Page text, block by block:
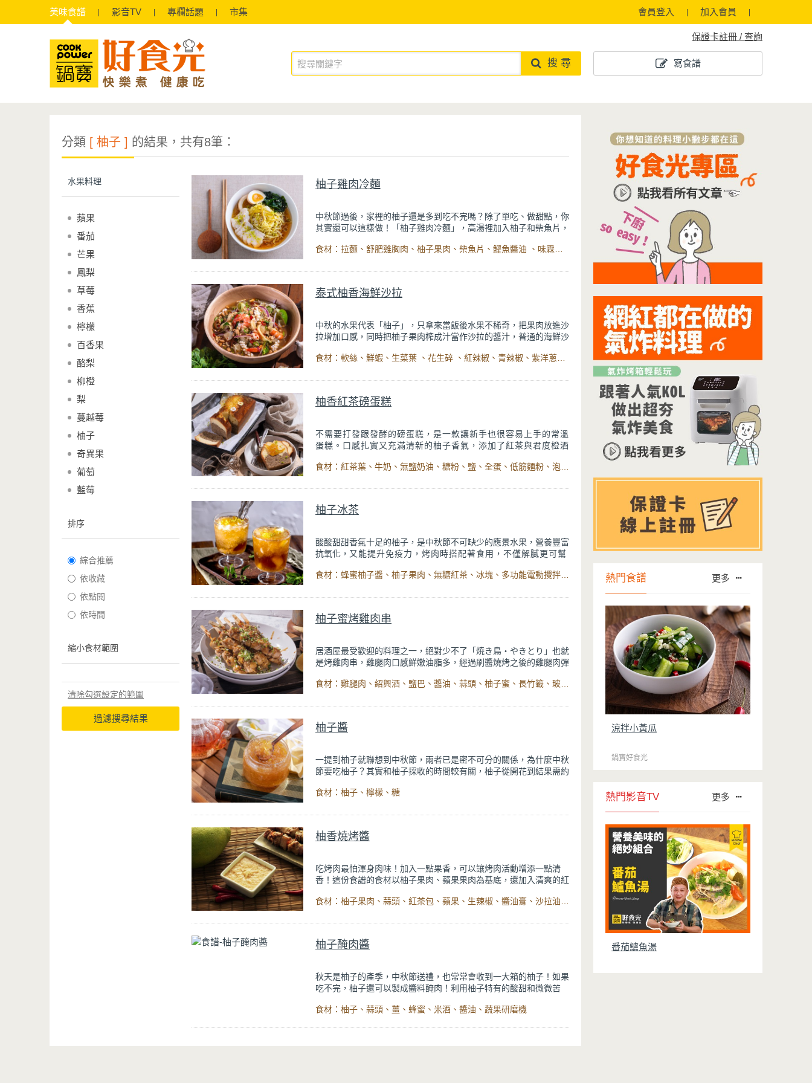
美味食譜 影音TV 專欄話題 市集 會員登入 加入會員
保證卡註冊 / 查詢
寫食譜
搜 尋
分類 [ 柚子 ] 的結果，共有8筆：
水果料理
蘋果
番茄
芒果
鳳梨
草莓
香蕉
檸檬
百香果
酪梨
柳橙
梨
蔓越莓
柚子
奇異果
葡萄
藍莓
排序
綜合推薦
依收藏
依點閱
依時間
縮小食材範圍
清除勾選設定的範圍
過濾搜尋結果
柚子雞肉冷麵
中秋節過後，家裡的柚子還是多到吃不完嗎？除了單吃、做甜點，你
其實還可以這樣做！「柚子雞肉冷麵」，高湯裡加入柚子和柴魚片，
爽，搭配軟嫩的雞胸肉、糖心蛋和Q彈的拉麵，簡直完美！
過。
泰式柚香海鮮沙拉
中秋的水果代表「柚子」，只拿來當飯後水果不稀奇，把果肉放進沙
拉增加口感，同時把柚子果肉榨成汁當作沙拉的醬汁，普通的海鮮沙
香茅、青木瓜、
柚香紅茶磅蛋糕
不需要打發跟發酵的磅蛋糕，是一款讓新手也很容易上手的常溫
蛋糕。口感扎實又充滿清新的柚子香氣， 添加了紅茶與君度橙酒
點，烘焙新手們快來嘗試看看吧！
柚子冰茶
酸酸甜甜香氣十足的柚子，是中秋節不可缺少的應景水果，營養豐富
抗氧化， 又能提升免疫力，烤肉時搭配著食用，不僅解膩更可幫
一整壺放冰箱，想喝的時候就能隨時喝上一杯，幫助您暑氣全食材：蜂蜜柚子醬、柚子果肉、無糖紅茶、冰塊、多功能電動攪拌棒、集料盒與集料盒刀片
柚子蜜烤雞肉串
居酒屋最受歡迎的料理之一，絕對少不了「焼き鳥・やきとり」也就
是烤雞肉串，雞腿肉口感鮮嫩油脂多，經過刷醬燒烤之後的雞腿肉彈
所以可以擁有層次變化的特色風味。本次介紹的燒烤醬結合了柚子
柚子醬
一提到柚子就聯想到中秋節，兩者已是密不可分的關係，為什麼中秋
節要吃柚子？其實和柚子採收的時間較有關，柚子從開花到結果需約
成了最應景的水果。
的柚子可以拿來做柚子醬，不用等到來年中秋才能品嚐，時時刻刻都
食材：柚子、檸檬、糖
柚香燒烤醬
吃烤肉最怕渾身肉味！加入一點果香，可以讓烤肉活動增添一點清
香！這份食譜的食材以柚子果肉、蘋果果肉為基底，還加入清爽的紅
料，生辣椒、蒜頭為食材增添刺激感！今年烤肉，就用果香燒烤醬給
柚子醃肉醬
秋天是柚子的產季，中秋節送禮，也常常會收到一大箱的柚子！如果
吃不完，柚子還可以製成醬料醃肉！利用柚子特有的酸甜和微微苦
鹹味主的醃肉醬料，柚子醬酸香清甜，格外爽口！不僅好吃，做法也
食材：柚子、蒜頭、薑、蜂蜜、米酒、醬油、蔬果研磨機
熱門食譜 更多
涼拌小黃瓜
鍋寶好食光
熱門影音TV 更多
番茄鱸魚湯